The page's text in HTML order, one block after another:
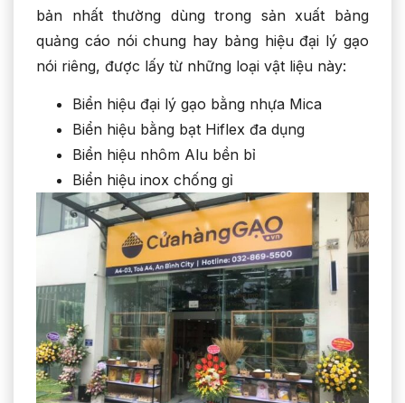
bản nhất thường dùng trong sản xuất bảng
quảng cáo nói chung hay bảng hiệu đại lý gạo
nói riêng, được lấy từ những loại vật liệu này:
Biển hiệu đại lý gạo bằng nhựa Mica
Biển hiệu bằng bạt Hiflex đa dụng
Biển hiệu nhôm Alu bền bỉ
Biển hiệu inox chống gỉ